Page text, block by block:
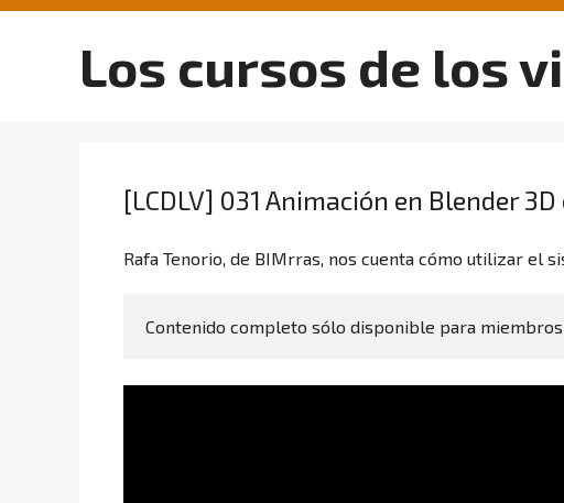
Saltar
Los cursos de los
[LCDLV] 031 Animación en Blender
Rafa Tenorio, de BIMrras, nos cuenta cómo utilizar el
Contenido completo sólo disponible para